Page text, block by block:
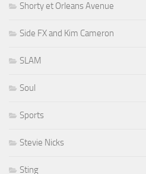
Shorty et Orleans Avenue
Side FX and Kim Cameron
SLAM
Soul
Sports
Stevie Nicks
Sting